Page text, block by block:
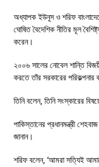
অধ্যাপক ইউনূস ও শরিফ
ঘোষিত বৈদেশিক নীতির মূল
করেন।
২০০৬ সালের নোবেল শান্তি
করতে তাঁর সরকারের
তিনি বলেন, তিনি সংস্কারের
পাকিস্তানের প্রধানমন্ত্রী
জানান।
শরিফ বলেন, ‘আমরা সত্যিই